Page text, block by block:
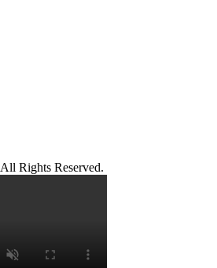
All Rights Reserved.